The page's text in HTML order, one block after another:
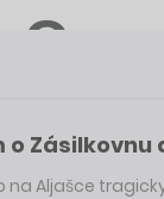
o
na Aljašce